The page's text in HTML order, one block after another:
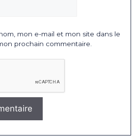
mon e-mail et mon site dans le
prochain commentaire.